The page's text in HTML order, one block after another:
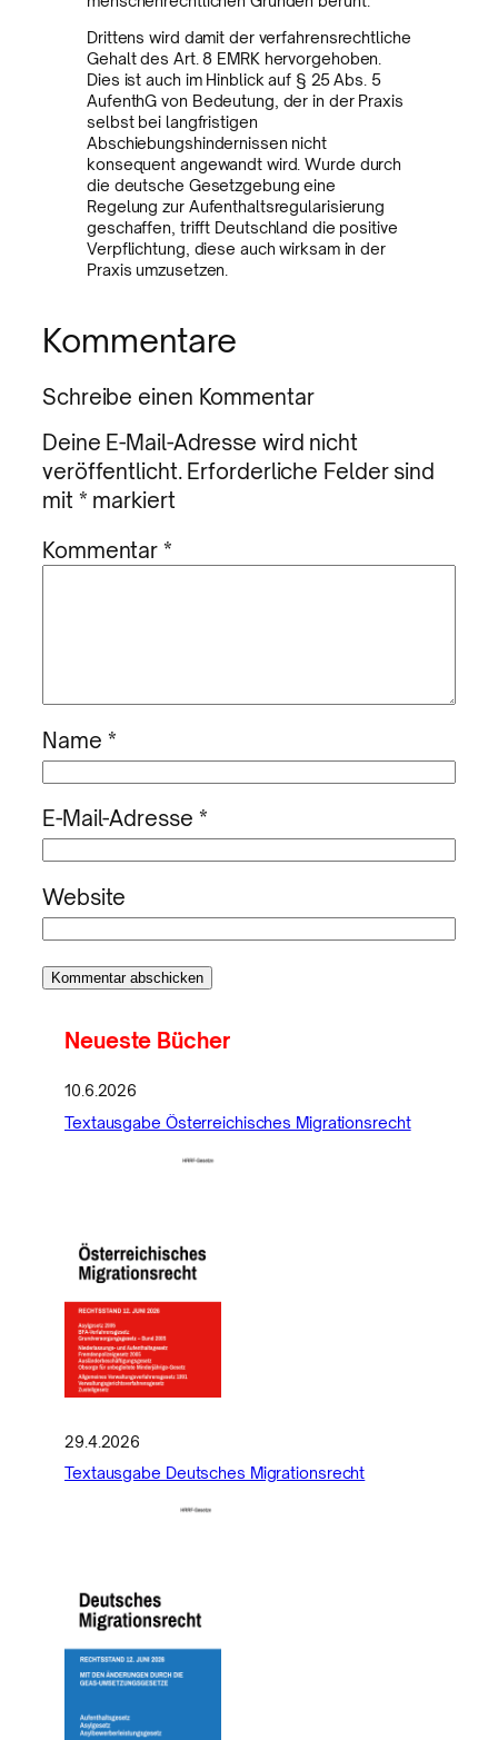
Drittens wird damit der verfahrensrechtliche
Gehalt des Art. 8 EMRK hervorgehoben.
Dies ist auch im Hinblick auf § 25 Abs. 5
AufenthG von Bedeutung, der in der Praxis
selbst bei langfristigen
Abschiebungshindernissen nicht
konsequent angewandt wird. Wurde durch
die deutsche Gesetzgebung eine
Regelung zur Aufenthaltsregularisierung
geschaffen, trifft Deutschland die positive
Verpflichtung, diese auch wirksam in der
Praxis umzusetzen.
Kommentare
Schreibe einen Kommentar
Deine E-Mail-Adresse wird nicht
veröffentlicht. Erforderliche Felder sind
mit * markiert
Kommentar*
Name *
E-Mail-Adresse *
Website
Neueste Bücher
10.6.2026
Textausgabe Österreichisches Migrationsrecht
29.4.2026
Textausgabe Deutsches Migrationsrecht